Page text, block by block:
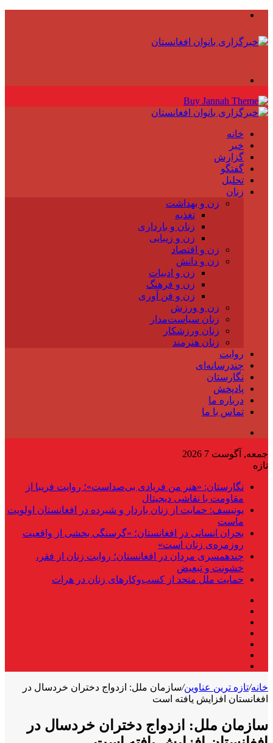
خانه
خبر
گزارش
گفتگو
تحلیل
زنان
زن و بهداشت
تغذیه
زنان و بارداری
زن و زیبایی
زن و اقتصاد
زن و دانش
زن و ادبیات
زن و فرهنگ
زن و فن آوری
زن و ورزش
زنان سیاست‌مدار
زنان ورزشکار
زنان هنرمند
روایت
چندرسانه‌ای
نگارستان
پادپخش
درباره ما
تماس با ما
جمعه, آگوست 7 2026
تازه
نگارستان: «هنر من فریادی بی‌صداست»؛ روایت فریبا از
مقاومت با نقاشی دیجیتال
یونیسف: حمایت از زنان باردار و شیرده در افغانستان اولویت
ماست
بحران انسانی در افغانستان؛ «گرسنگی بخشی از واقعیت
روزمره‌ی زنان است»
چندهمسری مردان در افغانستان؛ روایت زنان از فقر،
خشونت و تبعیض
حمایت ملل متحد از کسب‌وکارهای زنان در هرات
خانه/تازه ترین عناوین/سازمان ملل: ازدواج دختران خردسال در
افغانستان افزایش یافته است
سازمان ملل: ازدواج دختران خردسال در